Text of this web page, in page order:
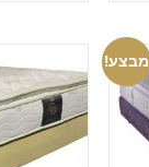
מבצע!